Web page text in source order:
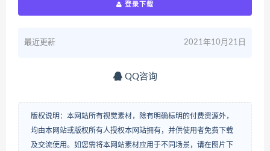
登录下载
最近更新 2021年10月21日
QQ咨询
版权说明：本网站所有视觉素材，除有明确标明的付费资源外，
均由本网站或版权所有人授权本网站拥有，并供使用者免费下载
及交流使用。如您需将本网站素材应用于不同场景，请在图片下